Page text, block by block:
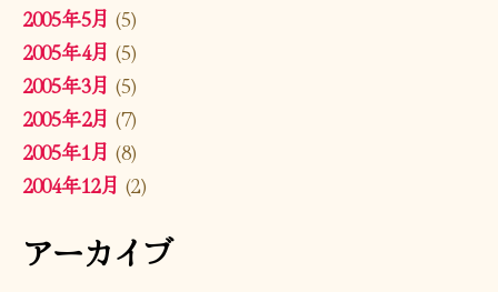
2005年5月 (5)
2005年4月 (5)
2005年3月 (5)
2005年2月 (7)
2005年1月 (8)
2004年12月 (2)
アーカイブ